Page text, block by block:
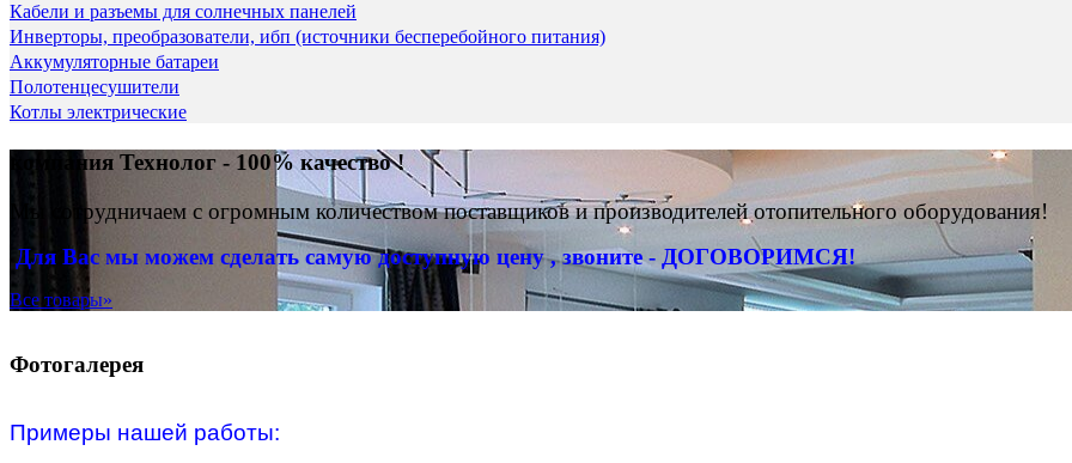
Кабели и разъемы для солнечных панелей
Инверторы, преобразователи, ибп (источники бесперебойного питания)
Аккумуляторные батареи
Полотенцесушители
Котлы электрические
компания Технолог - 100% качество !
Мы сотрудничаем с огромным количеством поставщиков и производителей отопительного оборудования!
Для Вас мы можем сделать самую доступную цену , звоните - ДОГОВОРИМСЯ!
Все товары»
Фотогалерея
Примеры нашей работы: